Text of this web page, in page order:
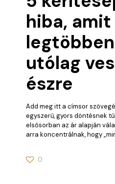
hiba, amit
utólag
észre
Add meg itt a címsor
egyszerű, gyors döntésnek
elsősorban az ár alapján
arra koncentrálnak, hogy
0